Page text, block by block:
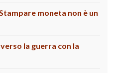
moneta non è un
la guerra con la